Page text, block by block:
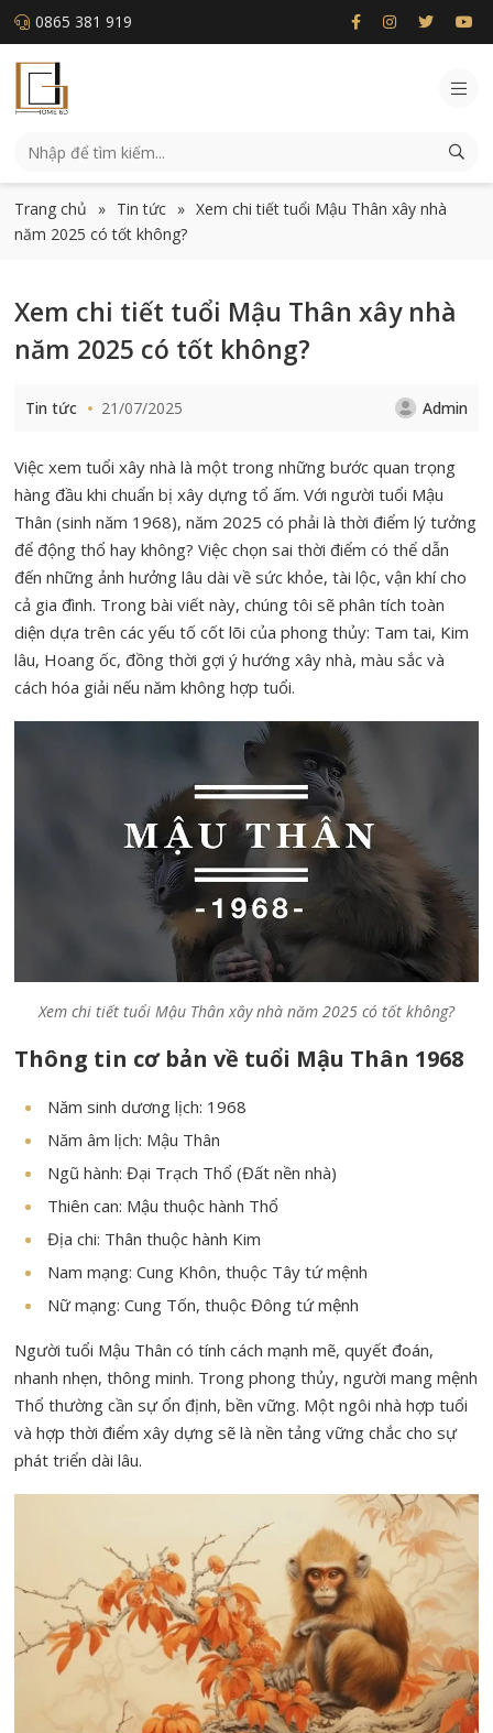
0865 381 919
Trang chủ » Tin tức » Xem chi tiết tuổi Mậu Thân xây nhà
năm 2025 có tốt không?
Xem chi tiết tuổi Mậu Thân xây nhà
năm 2025 có tốt không?
Tin tức 21/07/2025 Admin
Việc xem tuổi xây nhà là một trong những bước quan trọng
hàng đầu khi chuẩn bị xây dựng tổ ấm. Với người tuổi Mậu
Thân (sinh năm 1968), năm 2025 có phải là thời điểm lý tưởng
để động thổ hay không? Việc chọn sai thời điểm có thể dẫn
đến những ảnh hưởng lâu dài về sức khỏe, tài lộc, vận khí cho
cả gia đình. Trong bài viết này, chúng tôi sẽ phân tích toàn
diện dựa trên các yếu tố cốt lõi của phong thủy: Tam tai, Kim
lâu, Hoang ốc, đồng thời gợi ý hướng xây nhà, màu sắc và
cách hóa giải nếu năm không hợp tuổi.
Xem chi tiết tuổi Mậu Thân xây nhà năm 2025 có tốt không?
Thông tin cơ bản về tuổi Mậu Thân 1968
Năm sinh dương lịch: 1968
Năm âm lịch: Mậu Thân
Ngũ hành: Đại Trạch Thổ (Đất nền nhà)
Thiên can: Mậu thuộc hành Thổ
Địa chi: Thân thuộc hành Kim
Nam mạng: Cung Khôn, thuộc Tây tứ mệnh
Nữ mạng: Cung Tốn, thuộc Đông tứ mệnh
Người tuổi Mậu Thân có tính cách mạnh mẽ, quyết đoán,
nhanh nhẹn, thông minh. Trong phong thủy, người mang mệnh
Thổ thường cần sự ổn định, bền vững. Một ngôi nhà hợp tuổi
và hợp thời điểm xây dựng sẽ là nền tảng vững chắc cho sự
phát triển dài lâu.